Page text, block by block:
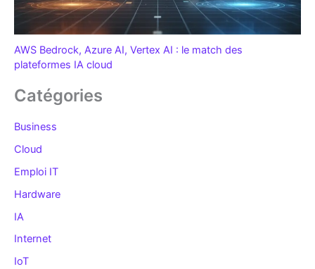
AWS Bedrock, Azure AI, Vertex AI : le match des
plateformes IA cloud
Catégories
Business
Cloud
Emploi IT
Hardware
IA
Internet
IoT